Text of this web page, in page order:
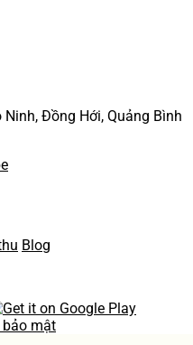
Đồng Hới, Quảng Bình
Blog
bảo mật